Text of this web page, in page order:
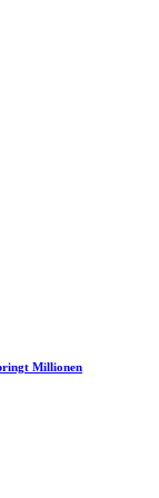
Millionen